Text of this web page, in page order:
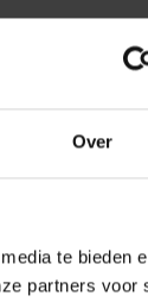
Over
te bieden
partners voor
de
is.
voelen